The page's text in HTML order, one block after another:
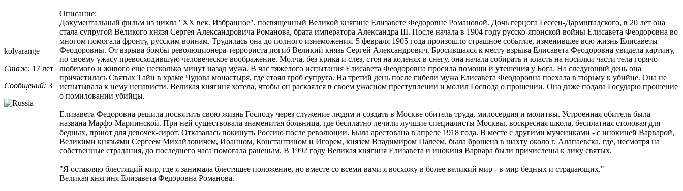
kolyarange
Стаж: 17 лет
Сообщений: 3
Описание:
Документальный фильм из цикла "ХХ век. Избранное", посвященный Великой княгине Елизавете Федоровне Романовой. Дочь герцога Гессен-Дармштадского, в 20 лет она
стала супругой Великого князя Сергея Александровича Романова, брата императора Александра III. После начала в 1904 году русско-японской войны Елисавета Феодоровна во
многом помогала фронту, русским воинам. Трудилась она до полного изнеможения. 5 февраля 1905 года произошло страшное событие, изменившее всю жизнь Елисаветы
Феодоровны. От взрыва бомбы революционера-террориста погиб Великий князь Сергей Александрович. Бросившаяся к месту взрыва Елисавета Феодоровна увидела картину,
по своему ужасу превосходившую человеческое воображение. Молча, без крика и слез, стоя на коленях в снегу, она начала собирать и класть на носилки части тела горячо
любимого и живого еще несколько минут назад мужа. В час тяжелого испытания Елисавета Феодоровна просила помощи и утешения у Бога. На следующий день она
причастилась Святых Тайн в храме Чудова монастыря, где стоял гроб супруга. На третий день после гибели мужа Елисавета Феодоровна поехала в тюрьму к убийце. Она не
испытывала к нему ненависти. Великая княгиня хотела, чтобы он раскаялся в своем ужасном преступлении и молил Господа о прощении. Она даже подала Государю прошение
о помиловании убийцы.
Елизавета Федоровна решила посвятить свою жизнь Господу через служение людям и создать в Москве обитель труда, милосердия и молитвы. Устроенная обитель была
названа Марфо-Мариинской. При ней существовала знаменитая больница, где бесплатно лечили лучшие специалисты Москвы, воскресная школа, бесплатная столовая для
бедных, приют для девочек-сирот. Отказалась покинуть Россию после революции. Была арестована в апреле 1918 года. В месте с другими мучениками - с инокиней Варварой,
Великими князьями Сергеем Михайловичем, Иоанном, Константином и Игорем, князем Владимиром Палеем, была брошена в шахту около г. Алапаевска, где, несмотря на
собственные страдания, до последнего часа помогала раненым. В 1992 году Великая княгиня Елизавета и инокиня Варвара были причислены к лику святых.
"Я оставляю блестящий мир, где я занимала блестящее положение, но вместе со всеми вами я восхожу в более великий мир - в мир бедных и страдающих."
Великая княгиня Елизавета Федоровна Романова.